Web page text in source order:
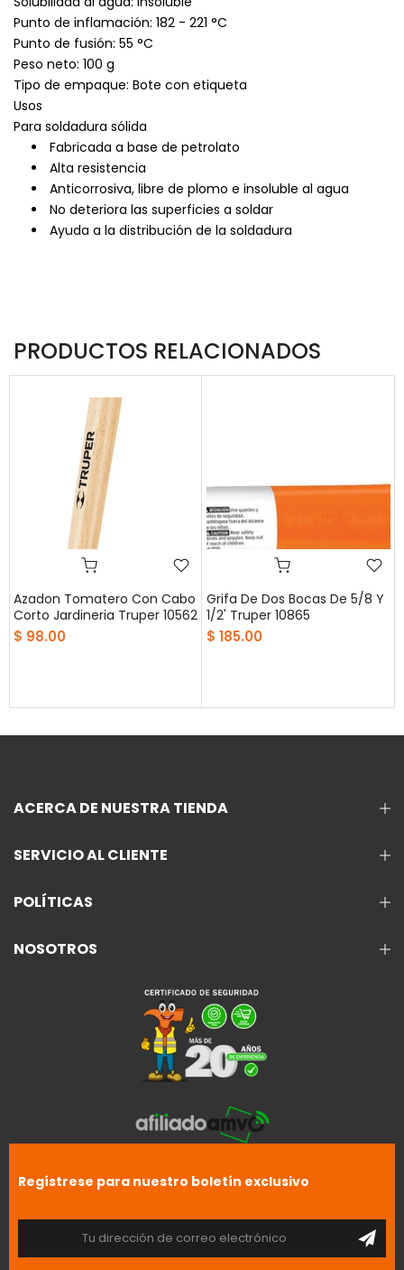
Punto de inflamación: 182 - 221 °C
Punto de fusión: 55 °C
Peso neto: 100 g
Tipo de empaque: Bote con etiqueta
Usos
Para soldadura sólida
Fabricada a base de petrolato
Alta resistencia
Anticorrosiva, libre de plomo e insoluble al agua
No deteriora las superficies a soldar
Ayuda a la distribución de la soldadura
PRODUCTOS RELACIONADOS
Azadon Tomatero Con Cabo
Corto Jardineria Truper 10562
$ 98.00
Grifa De Dos Bocas De 5/8 Y
1/2' Truper 10865
$ 185.00
ACERCA DE NUESTRA TIENDA
SERVICIO AL CLIENTE
POLÍTICAS
NOSOTROS
Regístrese para nuestro boletín exclusivo